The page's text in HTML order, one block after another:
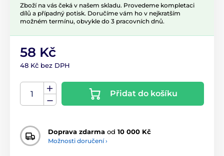
Zboží na vás čeká v našem skladu. Provedeme kompletaci
dílů a případný potisk. Doručíme vám ho v nejkratším
možném termínu, obvykle do 3 pracovních dnů.
58 Kč
48 Kč bez DPH
Přidat do košíku
Doprava zdarma od 10 000 Kč
Možnosti doručení ›